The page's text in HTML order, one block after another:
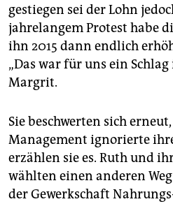
gestiegen sei der Lohn
jahrelangem Protest habe
ihn 2015 dann endlich
„Das war für uns ein Schlag
Margrit.
Sie beschwerten sich
Management ignorierte
erzählen sie es. Ruth und
wählten einen anderen
der Gewerkschaft